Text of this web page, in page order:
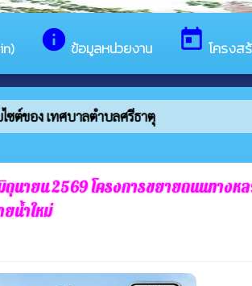
info ข้อมูลหน่วยงาน today โครงส
ต์ของ เทศบาลตำบลศรีธาตุ
ถุนายน 2569 โครงการขยายถนนทาง
น้ำใหม่